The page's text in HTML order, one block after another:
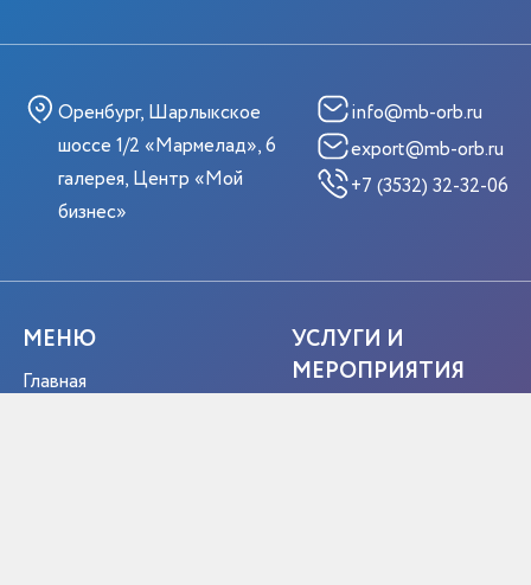
Оренбург, Шарлыкское
шоссе 1/2 «Мармелад», 6
галерея, Центр «Мой
бизнес»
info@mb-orb.ru
export@mb-orb.ru
+7 (3532) 32-32-06
МЕНЮ
Главная
УСЛУГИ И
МЕРОПРИЯТИЯ